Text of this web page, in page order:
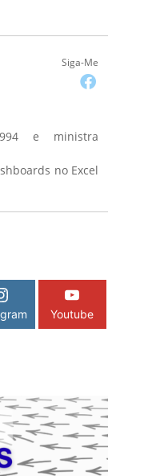
Siga-Me
e ministra
no Excel
Youtube